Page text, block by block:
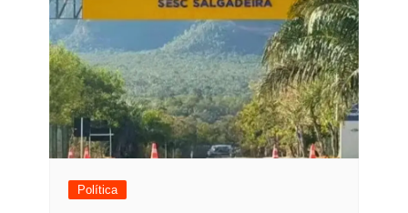
Política